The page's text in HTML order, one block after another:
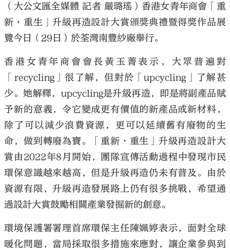
（大公文匯全媒體 記者 嚴璐瑤）香港女青年商會「重
新·重生」升級再造設計大賞頒獎典禮暨得獎作品展
覽今日（29日）於荃灣南豐紗廠舉行。
香港女青年商會會長黃玉菁表示，大眾普遍對
「recycling」很了解，但對於「upcycling」了解甚
少。她解釋，upcycling是升級再造，即是將副產品賦
予新的意義，令它變成更有價值的新產品或新材料，
除了可以減少浪費資源，更可以延續舊有廢物的生
命，做到轉廢為寶。「重新·重生」升級再造設計大
賞由2022年8月開始，團隊宣傳活動過程中發現市民
環保意識越來越高，但是升級再造仍未有普及。由於
資源有限，升級再造發展路上仍有很多挑戰，希望通
過設計大賞鼓勵相關產業發掘新的創意。
環境保護署署理首席環保主任陳姵婷表示，面對全球
暖化問題，當局採取很多措施來應對，讓企業參與到